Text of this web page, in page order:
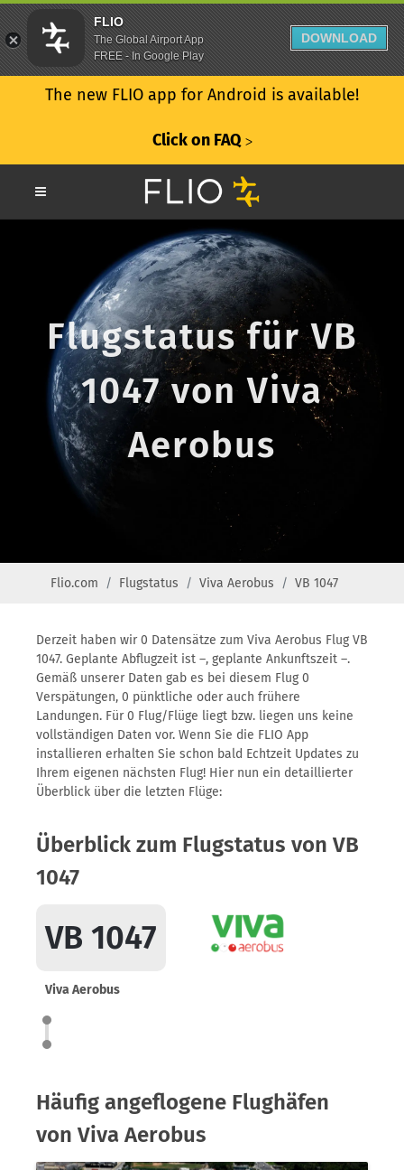
The new FLIO app for Android is available!
Click on FAQ ᐳ
Flugstatus für VB
1047 von Viva
Aerobus
Flio.com Flugstatus Viva Aerobus VB 1047
Derzeit haben wir 0 Datensätze zum Viva Aerobus Flug VB
1047. Geplante Abflugzeit ist –, geplante Ankunftszeit –.
Gemäß unserer Daten gab es bei diesem Flug 0
Verspätungen, 0 pünktliche oder auch frühere
Landungen. Für 0 Flug/Flüge liegt bzw. liegen uns keine
vollständigen Daten vor. Wenn Sie die FLIO App
installieren erhalten Sie schon bald Echtzeit Updates zu
Ihrem eigenen nächsten Flug! Hier nun ein detaillierter
Überblick über die letzten Flüge:
Überblick zum Flugstatus von VB
1047
VB 1047
Viva Aerobus
Häufig angeflogene Flughäfen
von Viva Aerobus
FLIO
The Global Airport App
FREE - In Google Play
DOWNLOAD